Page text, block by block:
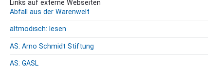
Links auf externe Webseiten
Abfall aus der Warenwelt
altmodisch: lesen
AS: Arno Schmidt Stiftung
AS: GASL